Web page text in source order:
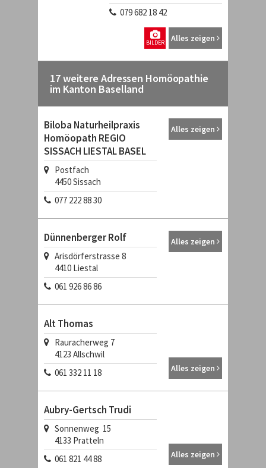
079 682 18 42
Alles zeigen
BILDER
17 weitere Adressen Homöopathie
im Kanton Baselland
Biloba Naturheilpraxis
Homöopath REGIO
SISSACH LIESTAL BASEL
Postfach
4450Sissach
077 222 88 30
Alles zeigen
Dünnenberger Rolf
Arisdörferstrasse 8
4410 Liestal
061 926 86 86
Alles zeigen
Alt Thomas
Rauracherweg 7
4123 Allschwil
061 332 11 18
Alles zeigen
Aubry-Gertsch Trudi
Sonnenweg 15
4133 Pratteln
061 821 44 88
Alles zeigen